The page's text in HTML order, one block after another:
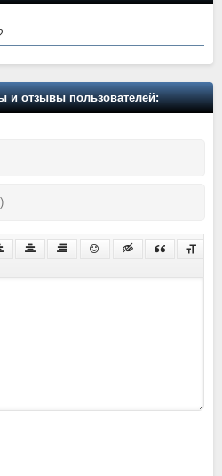
отзывы пользователей: